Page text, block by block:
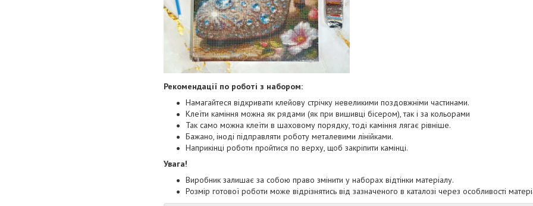
Рекомендації по роботі з набором:
Намагайтеся відкривати клейову стрічку невеликими поздовжніми частинами.
Клеїти каміння можна як рядами (як при вишивці бісером), так і за кольорами
Так само можна клеїти в шаховому порядку, тоді каміння лягає рівніше.
Бажано, іноді підправляти роботу металевими лінійками.
Наприкінці роботи пройтися по верху, щоб закріпити камінці.
Увага!
Виробник залишає за собою право змінити у наборах відтінки матеріалу.
Розмір готової роботи може відрізнятись від зазначеного в каталозі через особливості